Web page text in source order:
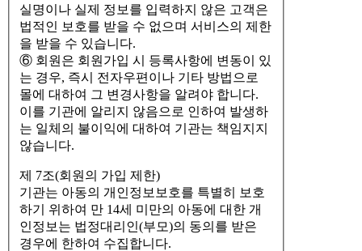
실명이나 실제 정보를 입력하지 않은 고객은
법적인 보호를 받을 수 없으며 서비스의 제한
을 받을 수 있습니다.
⑥ 회원은 회원가입 시 등록사항에 변동이 있
는 경우, 즉시 전자우편이나 기타 방법으로
몰에 대하여 그 변경사항을 알려야 합니다.
이를 기관에 알리지 않음으로 인하여 발생하
는 일체의 불이익에 대하여 기관는 책임지지
않습니다.
제 7조(회원의 가입 제한)
기관는 아동의 개인정보보호를 특별히 보호
하기 위하여 만 14세 미만의 아동에 대한 개
인정보는 법정대리인(부모)의 동의를 받은
경우에 한하여 수집합니다.